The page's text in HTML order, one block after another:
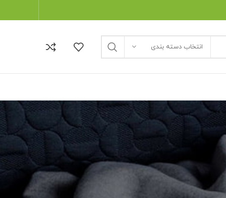
انتخاب دسته بندی